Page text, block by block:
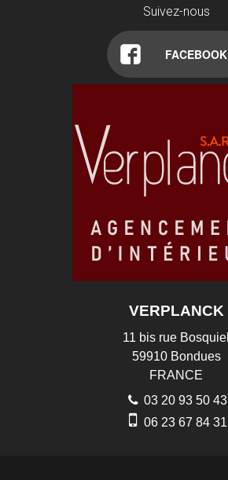
Suivez-nous
FACEBOOK
VERPLANCK
11 bis rue Bosquiel
59910 Bondues
FRANCE
03 20 93 50 43
06 23 67 84 31